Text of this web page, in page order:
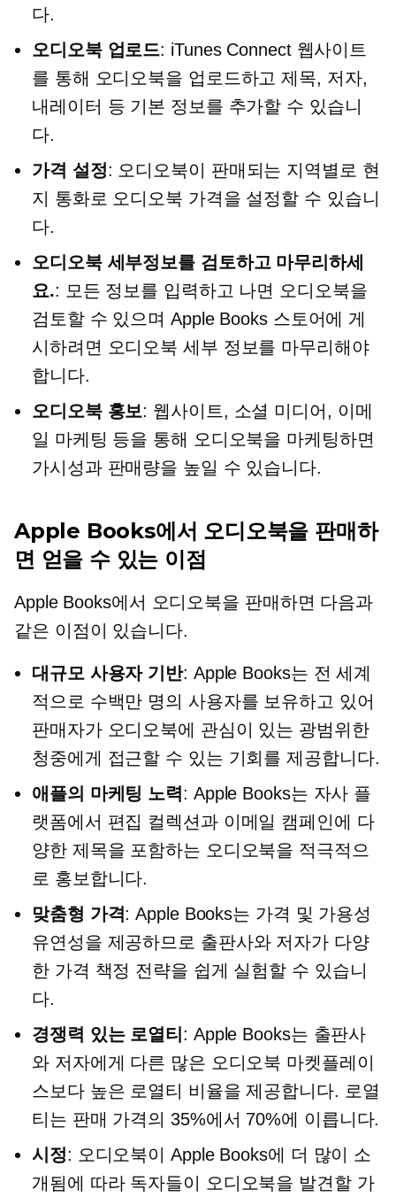
다.
오디오북 업로드: iTunes Connect 웹사이트
를 통해 오디오북을 업로드하고 제목, 저자,
내레이터 등 기본 정보를 추가할 수 있습니
다.
가격 설정: 오디오북이 판매되는 지역별로 현
지 통화로 오디오북 가격을 설정할 수 있습니
다.
오디오북 세부정보를 검토하고 마무리하세
요.: 모든 정보를 입력하고 나면 오디오북을
검토할 수 있으며 Apple Books 스토어에 게
시하려면 오디오북 세부 정보를 마무리해야
합니다.
오디오북 홍보: 웹사이트, 소셜 미디어, 이메
일 마케팅 등을 통해 오디오북을 마케팅하면
가시성과 판매량을 높일 수 있습니다.
Apple Books에서 오디오북을 판매하
면 얻을 수 있는 이점
Apple Books에서 오디오북을 판매하면 다음과
같은 이점이 있습니다.
대규모 사용자 기반: Apple Books는 전 세계
적으로 수백만 명의 사용자를 보유하고 있어
판매자가 오디오북에 관심이 있는 광범위한
청중에게 접근할 수 있는 기회를 제공합니다.
애플의 마케팅 노력: Apple Books는 자사 플
랫폼에서 편집 컬렉션과 이메일 캠페인에 다
양한 제목을 포함하는 오디오북을 적극적으
로 홍보합니다.
맞춤형 가격: Apple Books는 가격 및 가용성
유연성을 제공하므로 출판사와 저자가 다양
한 가격 책정 전략을 쉽게 실험할 수 있습니
다.
경쟁력 있는 로열티 : Apple Books는 출판사
와 저자에게 다른 많은 오디오북 마켓플레이
스보다 높은 로열티 비율을 제공합니다. 로열
티는 판매 가격의 35%에서 70%에 이릅니다.
시정: 오디오북이 Apple Books에 더 많이 소
개됨에 따라 독자들이 오디오북을 발견할 가